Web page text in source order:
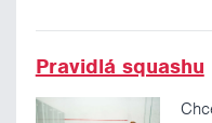
Pravidlá squashu